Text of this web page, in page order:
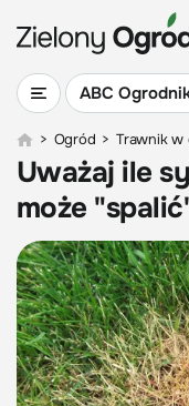
ABC
> Ogród > Trawnik w
Uważaj ile
może